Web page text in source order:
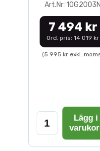
Art.Nr: 10G2003N
7 494 kr
Ord. pris: 14 019 kr
(5 995 kr exkl.
Lägg i